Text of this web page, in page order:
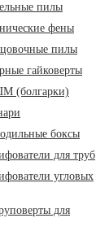
пилы
фены
пилы
гайковерты
(болгарки)
боксы
для труб
угловых
для